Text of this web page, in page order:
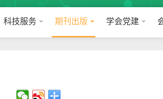
科技服务 期刊出版 学会党建